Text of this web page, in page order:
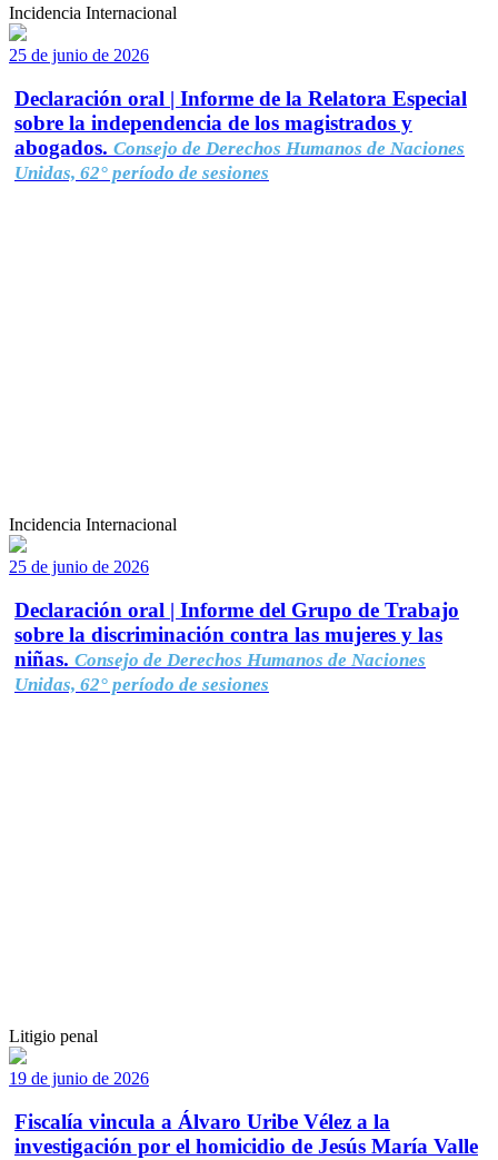
Incidencia Internacional
25 de junio de 2026
Declaración oral | Informe de la Relatora Especial
sobre la independencia de los magistrados y
abogados. Consejo de Derechos Humanos de Naciones
Unidas, 62° período de sesiones
Incidencia Internacional
25 de junio de 2026
Declaración oral | Informe del Grupo de Trabajo
sobre la discriminación contra las mujeres y las
niñas. Consejo de Derechos Humanos de Naciones
Unidas, 62° período de sesiones
Litigio penal
19 de junio de 2026
Fiscalía vincula a Álvaro Uribe Vélez a la
investigación por el homicidio de Jesús María Valle